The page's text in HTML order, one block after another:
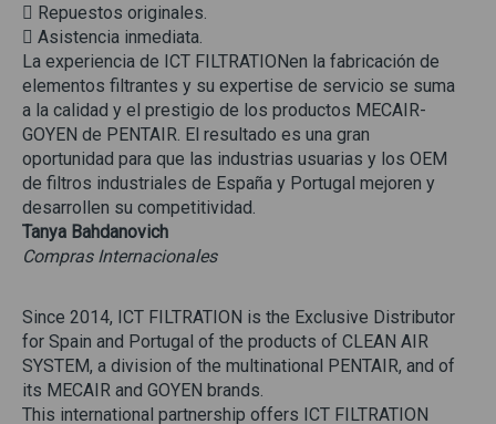
 Repuestos originales.
 Asistencia inmediata.
La experiencia de ICT FILTRATIONen la fabricación de
elementos filtrantes y su expertise de servicio se suma
a la calidad y el prestigio de los productos MECAIR-
GOYEN de PENTAIR. El resultado es una gran
oportunidad para que las industrias usuarias y los OEM
de filtros industriales de España y Portugal mejoren y
desarrollen su competitividad.
Tanya Bahdanovich
Compras Internacionales
Since 2014, ICT FILTRATION is the Exclusive Distributor
for Spain and Portugal of the products of CLEAN AIR
SYSTEM, a division of the multinational PENTAIR, and of
its MECAIR and GOYEN brands.
This international partnership offers ICT FILTRATION